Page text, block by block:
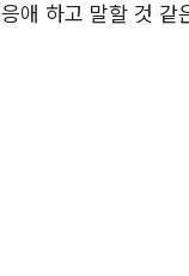
응애 하고 말할 것 같